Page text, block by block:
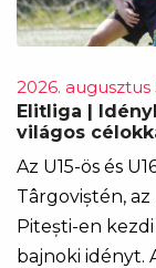
2026. augusztus
Elitliga |
világos
Az U15-ös és
Târgoviștén, az
Pitești-en
bajnoki idényt.